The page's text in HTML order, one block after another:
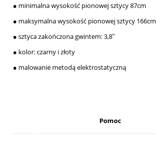
● minimalna wysokość pionowej sztycy 87cm
● maksymalna wysokość pionowej sztycy 166cm
● sztyca zakończona gwintem: 3,8″
● kolor: czarny i złoty
● malowanie metodą elektrostatyczną
Pomoc